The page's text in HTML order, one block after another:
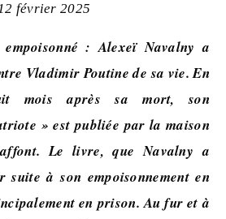
février 2025
Vladimir Poutine de sa vie. En
mois après sa mort, son
» est publiée par la maison
Le livre, que Navalny a
suite à son empoisonnement en
en prison. Au fur et à